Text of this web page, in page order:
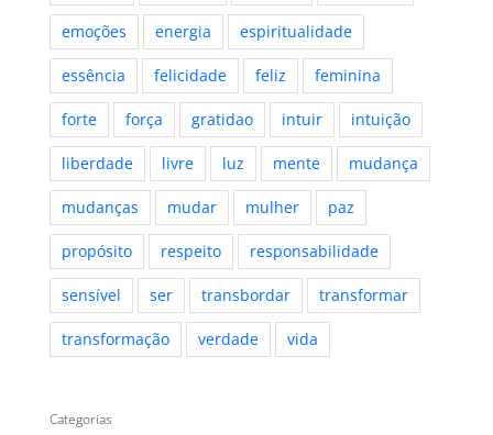
emoções energia espiritualidade
essência felicidade feliz feminina
forte força gratidao intuir intuição
liberdade livre luz mente mudança
mudanças mudar mulher paz
propósito respeito responsabilidade
sensível ser transbordar transformar
transformação verdade vida
Categorias